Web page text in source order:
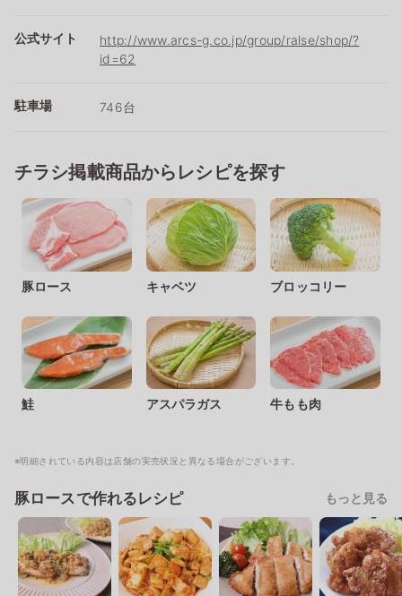
公式サイト
http://www.arcs-g.co.jp/group/ralse/shop/?
id=62
駐車場 746台
チラシ掲載商品からレシピを探す
豚ロース キャベツ ブロッコリー
鮭 アスパラガス 牛もも肉
※明細されている内容は店舗の実売状況と異なる場合がございます。
豚ロースで作れるレシピ もっと見る